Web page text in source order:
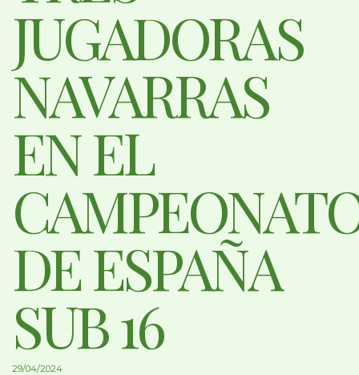
JUGADORAS
NAVARRAS
EN EL
DE ESPAÑA
SUB 16
29/04/2024